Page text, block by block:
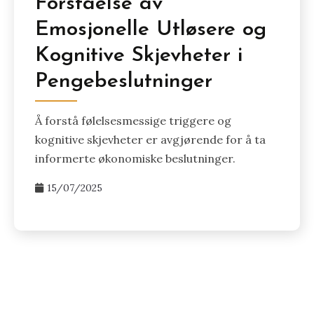
Emosjonelle Utløsere og
Kognitive Skjevheter i
Pengebeslutninger
Å forstå følelsesmessige triggere og
kognitive skjevheter er avgjørende for å ta
informerte økonomiske beslutninger.
15/07/2025